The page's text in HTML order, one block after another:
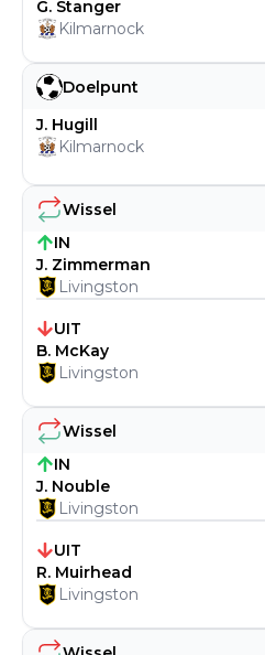
Wissel
IN
J. Nouble
Livingston
UIT
R. Muirhead
Livingston
Wissel
IN
J. Zimmerman
Livingston
UIT
B. McKay
Livingston
Doelpunt
J. Hugill
Kilmarnock
G. Stanger
Kilmarnock